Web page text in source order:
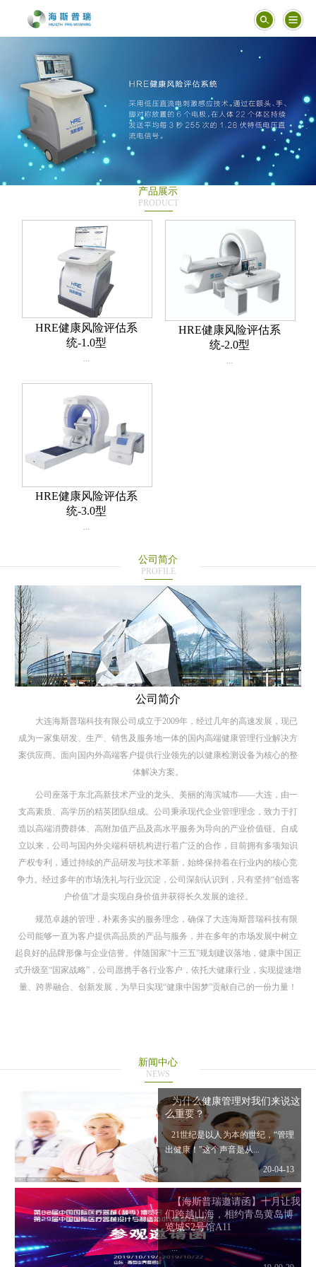
产品展示
PRODUCT
HRE健康风险评估系
统-1.0型
HRE健康风险评估系
统-2.0型
...
HRE健康风险评估系
统-3.0型
...
公司简介
PROFILE
公司简介
大连海斯普瑞科技有限公司成立于2009年，经过几年的高速发展，现已
成为一家集研发、生产、销售及服务地一体的国内高端健康管理行业解决方
案供应商。面向国内外高端客户提供行业领先的以健康检测设备为核心的整
体解决方案。
公司座落于东北高新技术产业的龙头、美丽的海滨城市——大连，由一
支高素质、高学历的精英团队组成。公司秉承现代企业管理理念，致力于打
造以高端消费群体、高附加值产品及高水平服务为导向的产业价值链。自成
立以来，公司与国内外尖端科研机构进行着广泛的合作，目前拥有多项知识
产权专利，通过持续的产品研发与技术革新，始终保持着在行业内的核心竞
争力。经过多年的市场洗礼与行业沉淀，公司深刻认识到，只有坚持“创造客
户价值”才是实现自身价值并获得长久发展的途径。
规范卓越的管理，朴素务实的服务理念，确保了大连海斯普瑞科技有限
公司能够一直为客户提供高品质的产品与服务，并在多年的市场发展中树立
起良好的品牌形像与企业信誉。伴随国家“十三五”规划建议落地，健康中国正
式升级至“国家战略”，公司愿携手各行业客户，依托大健康行业，实现提速增
量、跨界融合、创新发展，为早日实现“健康中国梦”贡献自己的一份力量！
新闻中心
NEWS
为什么健康管理对我们来说这
么重要？
21世纪是以人为本的世纪，“管理
出健康！”这个声音是从...
20-04-13
【海斯普瑞邀请函】十月让我
们跨越山海，相约青岛黄岛博
览城S2号馆A11
...